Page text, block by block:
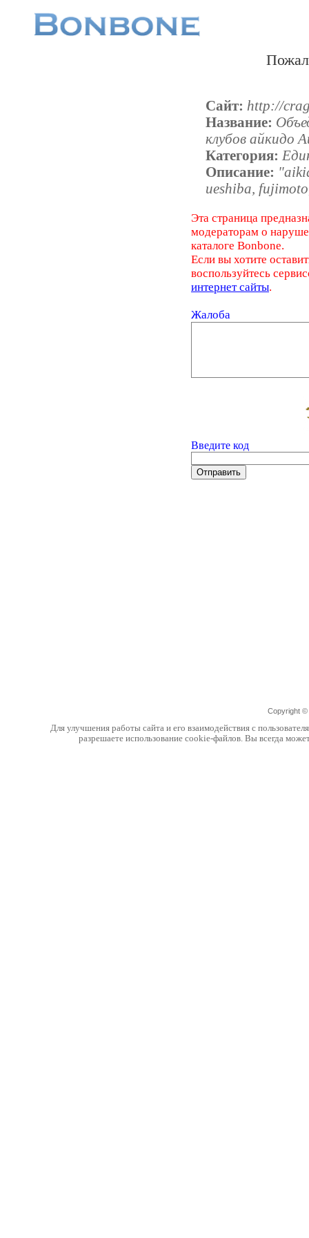
Сайт: http://
Название:
клубов айкидо
Категория:
Описание:
ueshiba,
Эта страница
модераторам о
каталоге Bonbone.
Если вы хотите
воспользуйтесь
интернет сайты.
Жалоба
Введите код
Copyright ©
Для улучшения работы сайта и его взаимодействия с
разрешаете использование cookie-файлов. Вы всегда